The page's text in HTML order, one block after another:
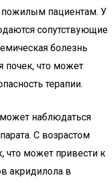
пожилым пациентам. У
сопутствующие
болезнь
почек, что может
терапии.
наблюдаться
С возрастом
что может привести к
акридилола в